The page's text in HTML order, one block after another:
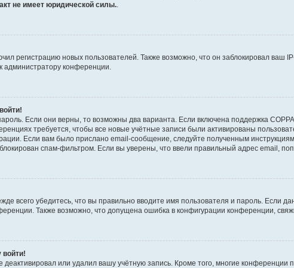
не имеет юридической силы..
регистрацию новых пользователей. Также возможно, что он заблокировал ваш
администратору конференции.
Если они верны, то возможны два варианта. Если включена поддержка
требуется, чтобы все новые учётные записи были активированы
Если вам было прислано email-сообщение, следуйте полученным
спам-фильтром. Если вы уверены, что ввели правильный адрес email,
всего убедитесь, что вы правильно вводите имя пользователя и пароль. Если
Также возможно, что допущена ошибка в конфигурации конференции,
войти!
или удалил вашу учётную запись. Кроме того, многие